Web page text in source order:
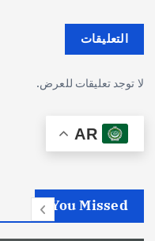
التعليقات
لا توجد تعليقات للعرض.
AR
You Missed